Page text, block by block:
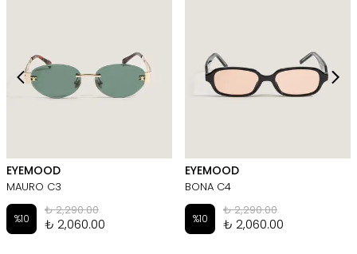
EYEMOOD
MAURO C3
%10
₺ 2,290.00
₺ 2,060.00
EYEMOOD
BONA C4
%10
₺ 2,290.00
₺ 2,060.00